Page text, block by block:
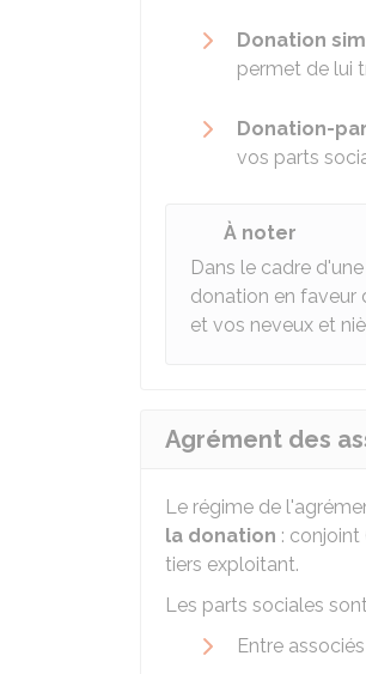
Donation
permet de lui
Donation-
vos parts
À noter
Dans le cadre
donation en
et vos neveux et
Agrément des
Le régime de
la donation :
tiers exploitant.
Les parts sociales
Entre associés